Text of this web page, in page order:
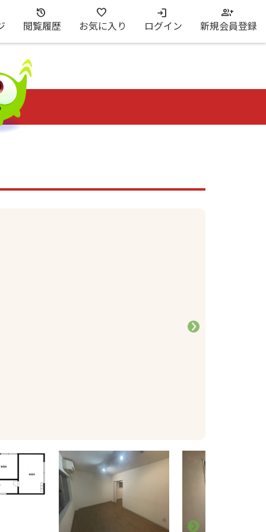
閲覧履歴 お気に入り ログイン 新規会員登録